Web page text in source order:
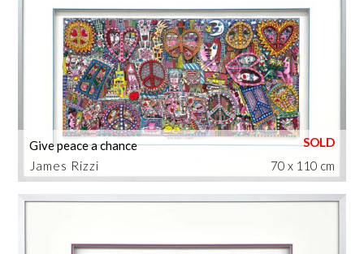
James Rizzi
Give peace a chance
70 x 110 cm